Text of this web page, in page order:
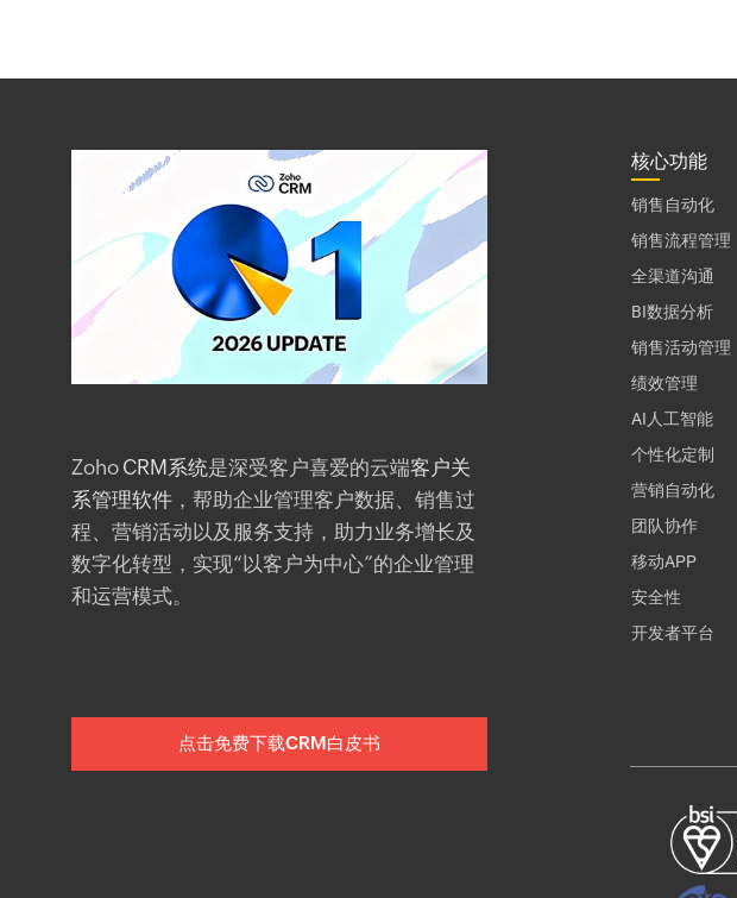
Zoho CRM系统是深受客户喜爱的云端客户关
系管理软件 ，帮助企业管理客户数据、销售过
程、营销活动以及服务支持，助力业务增长及
数字化转型，实现“以客户为中心”的企业管理
和运营模式。
点击免费下载CRM白皮书
核心功能
销售自动化
销售流程管理
全渠道沟通
BI数据分析
销售活动管理
绩效管理
AI人工智能
个性化定制
营销自动化
团队协作
移动APP
安全性
开发者平台